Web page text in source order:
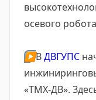
осевого
▶️ВДВГУПС
«ТМХ-ДВ».